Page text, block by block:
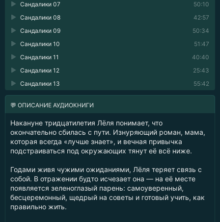
50:10
Сандалики 07
42:57
Сандалики 08
50:34
Сандалики 09
51:47
Сандалики 10
40:40
Сандалики 11
25:43
Сандалики 12
55:42
Сандалики 13
💬 ОПИСАНИЕ АУДИОКНИГИ
Накануне тридцатилетия Лёля понимает, что
окончательно сбилась с пути. Изнуряющий роман, мама,
которая всегда «лучше знает», и вечная привычка
подстраиваться под окружающих тянут её всё ниже.
Годами живя чужими ожиданиями, Лёля теряет связь с
собой. В отражении будто исчезает она — на её месте
появляется зеленоглазый парень: самоуверенный,
бесцеремонный, щедрый на советы и готовый учить, как
правильно жить.